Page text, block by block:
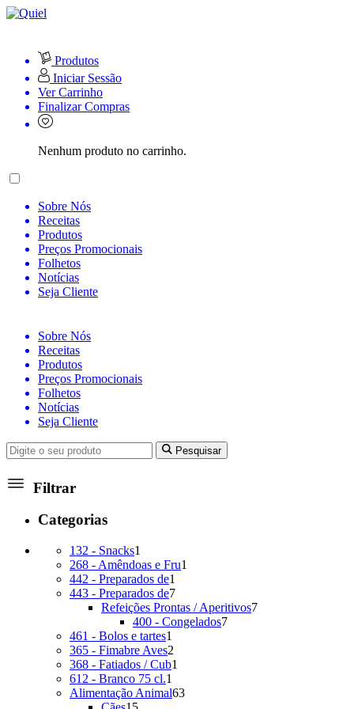
Produtos
Iniciar Sessão
Ver Carrinho
Finalizar Compras
Nenhum produto no carrinho.
Sobre Nós
Receitas
Produtos
Preços Promocionais
Folhetos
Notícias
Seja Cliente
Sobre Nós
Receitas
Produtos
Preços Promocionais
Folhetos
Notícias
Seja Cliente
Pesquisar
Filtrar
Categorias
132 - Snacks1
produto
268 - Amêndoas e Fru1
442 - Preparados de1
produto
443 - Preparados de77
produtos
Refeições Prontas / Aperitivos77
400 - Congelados77
461 - Bolos e tartes1
produto
365 - Fimabre Aves2
produtos
368 - Fatiados / Cub1
612 - Branco 75 cl.1
produto
Alimentação Animal6363